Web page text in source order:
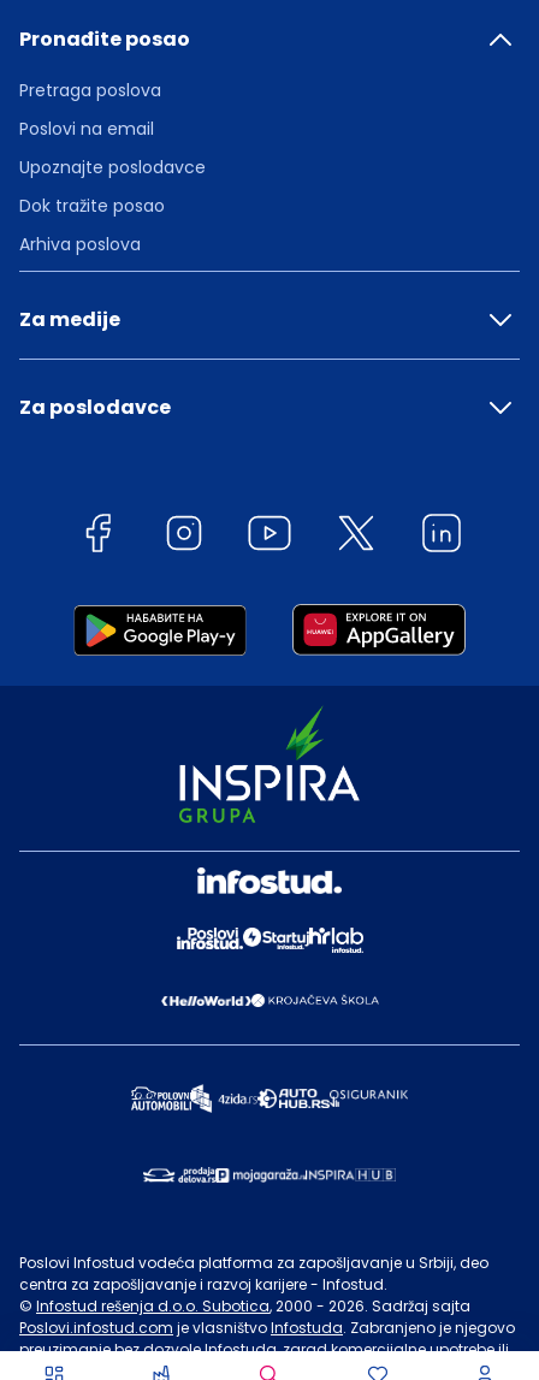
Pronađite posao
Pretraga poslova
Poslovi na email
Upoznajte poslodavce
Dok tražite posao
Arhiva poslova
Za medije
Za poslodavce
Poslovi Infostud vodeća platforma za zapošljavanje u Srbiji, deo
centra za zapošljavanje i razvoj karijere - Infostud.
© Infostud rešenja d.o.o. Subotica, 2000 - 2026. Sadržaj sajta
Poslovi.infostud.com je vlasništvoInfostuda. Zabranjeno je njegovo
preuzimanje bez dozvoleInfostuda, zarad komercijalne upotrebe ili
u druge svrhe, osim za lične potrebe posetilaca sajta.